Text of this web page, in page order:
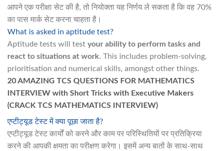
आपने एक परीक्षा सेट की है, तो नियोक्ता यह निर्णय ले सकता है कि वह 70%
का पास मार्क सेट करना चाहता है।
What is asked in aptitude test?
Aptitude tests will test your ability to perform tasks and
react to situations at work. This includes problem-solving,
prioritisation and numerical skills, amongst other things.
20 AMAZING TCS QUESTIONS FOR MATHEMATICS
INTERVIEW with Short Tricks with Executive Makers
(CRACK TCS MATHEMATICS INTERVIEW)
एप्टीट्यूड टेस्ट में क्या पूछा जाता है?
एप्टीट्यूड टेस्ट कार्यों को करने और काम पर परिस्थितियों पर प्रतिक्रिया
करने की आपकी क्षमता का परीक्षण करेगा। इसमें अन्य बातों के साथ-साथ